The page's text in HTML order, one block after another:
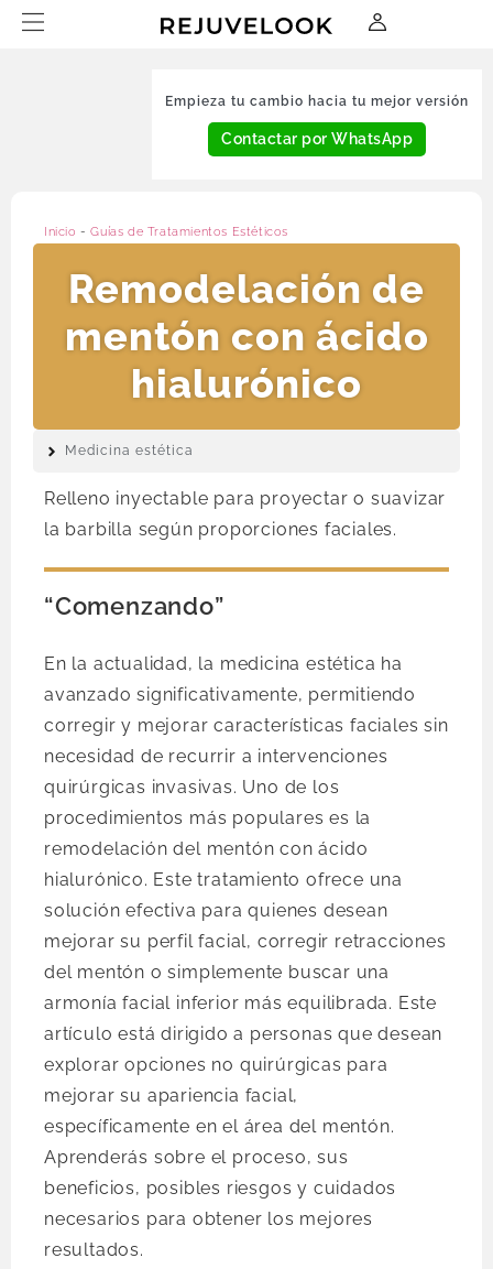
Empieza tu cambio hacia tu mejor versión
Contactar por WhatsApp
Inicio -Guías de Tratamientos Estéticos
Remodelación de
mentón con ácido
hialurónico
Medicina estética
Relleno inyectable para proyectar o suavizar
la barbilla según proporciones faciales.
“Comenzando”
En la actualidad, la medicina estética ha
avanzado significativamente, permitiendo
corregir y mejorar características faciales sin
necesidad de recurrir a intervenciones
quirúrgicas invasivas. Uno de los
procedimientos más populares es la
remodelación del mentón con ácido
hialurónico. Este tratamiento ofrece una
solución efectiva para quienes desean
mejorar su perfil facial, corregir retracciones
del mentón o simplemente buscar una
armonía facial inferior más equilibrada. Este
artículo está dirigido a personas que desean
explorar opciones no quirúrgicas para
mejorar su apariencia facial,
específicamente en el área del mentón.
Aprenderás sobre el proceso, sus
beneficios, posibles riesgos y cuidados
necesarios para obtener los mejores
resultados.